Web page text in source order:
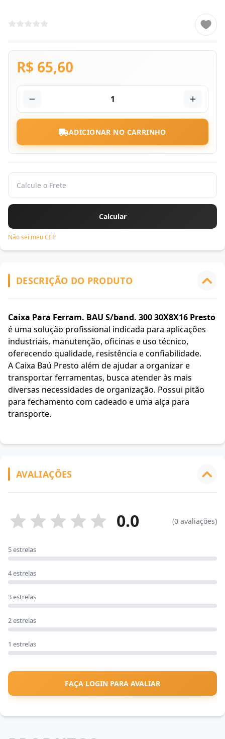
R$ 65,60
1
ADICIONAR NO CARRINHO
Não sei meu CEP
DESCRIÇÃO DO PRODUTO
Caixa Para Ferram. BAU S/band. 300 30X8X16 Presto
é uma solução profissional indicada para aplicações
industriais, manutenção, oficinas e uso técnico,
oferecendo qualidade, resistência e confiabilidade.
A Caixa Baú Presto além de ajudar a organizar e
transportar ferramentas, busca atender às mais
diversas necessidades de organização. Possui pitão
para fechamento com cadeado e uma alça para
transporte.
AVALIAÇÕES
0.0 (0 avaliações)
5 estrelas
4 estrelas
3 estrelas
2 estrelas
1 estrelas
FAÇA LOGIN PARA AVALIAR